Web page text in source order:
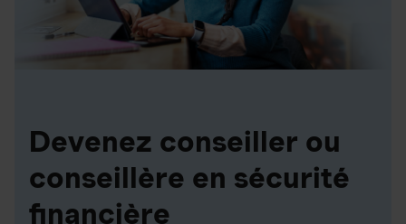
Devenez conseiller ou
conseillère en sécurité
financière